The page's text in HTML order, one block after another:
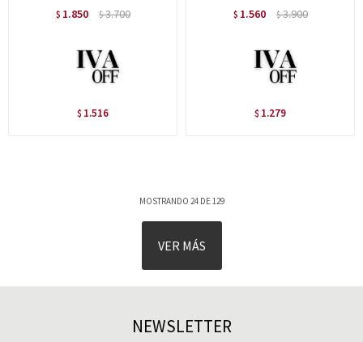
$ 1.850 $3.700
$ 1.516
$ 1.560 $3.900
$ 1.279
MOSTRANDO 24DE129
VER MÁS
NEWSLETTER